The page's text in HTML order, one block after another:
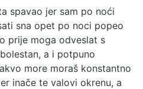
spavao jer sam po noći
sna opet po noci popeo
prije moga odveslat s
a i potpuno
more moraš konstantno
inače te valovi okrenu, a